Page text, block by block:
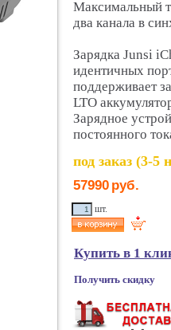
Максимальный
два канала в
Зарядка Junsi
идентичных
поддерживает
LTO
Зарядное
постоянного
под заказ (3-5
57990 руб.
шт.
Купить в 1
Получить скидку